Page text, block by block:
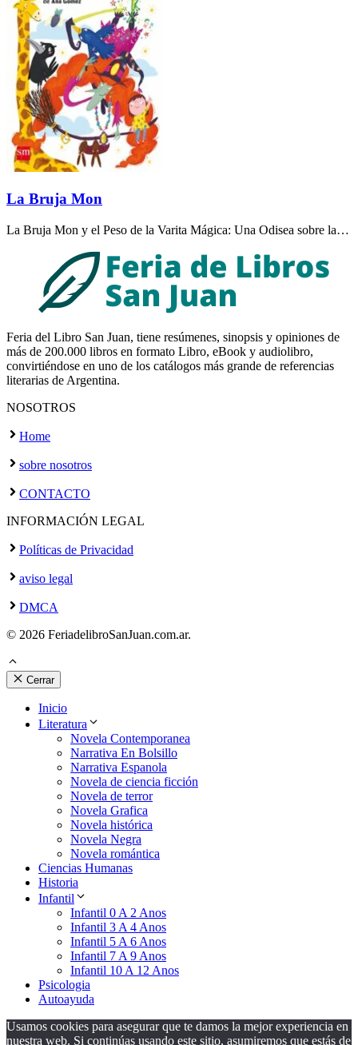
La Bruja Mon
La Bruja Mon y el Peso de la Varita Mágica: Una Odisea sobre la…
Feria del Libro San Juan, tiene resúmenes, sinopsis y opiniones de
más de 200.000 libros en formato Libro, eBook y audiolibro,
convirtiéndose en uno de los catálogos más grande de referencias
literarias de Argentina.
NOSOTROS
Home
sobre nosotros
CONTACTO
INFORMACIÓN LEGAL
Políticas de Privacidad
aviso legal
DMCA
© 2026 FeriadelibroSanJuan.com.ar.
Cerrar
Inicio
Literatura
Novela Contemporanea
Narrativa En Bolsillo
Narrativa Espanola
Novela de ciencia ficción
Novela de terror
Novela Grafica
Novela histórica
Novela Negra
Novela romántica
Ciencias Humanas
Historia
Infantil
Infantil 0 A 2 Anos
Infantil 3 A 4 Anos
Infantil 5 A 6 Anos
Infantil 7 A 9 Anos
Infantil 10 A 12 Anos
Psicologia
Autoayuda
Usamos cookies para asegurar que te damos la mejor experiencia en
nuestra web. Si continúas usando este sitio, asumiremos que estás de